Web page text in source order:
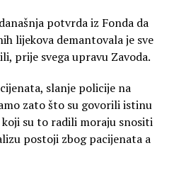
potvrda iz Fonda da
lijekova demantovala je sve
prije svega upravu Zavoda.
slanje policije na
zato što su govorili istinu
su to radili moraju snositi
postoji zbog pacijenata a